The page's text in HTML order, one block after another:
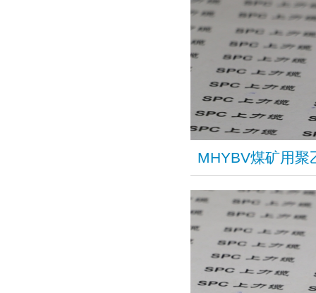
​MHYBV煤矿用聚